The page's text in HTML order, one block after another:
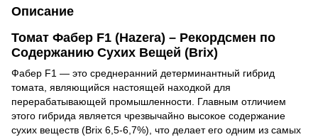
Описание
Томат Фабер F1 (Hazera) – Рекордсмен по
Содержанию Сухих Вещей (Brix)
Фабер F1 — это среднеранний детерминантный гибрид
томата, являющийся настоящей находкой для
перерабатывающей промышленности. Главным отличием
этого гибрида является чрезвычайно высокое содержание
сухих веществ (Brix 6,5-6,7%), что делает его одним из самых